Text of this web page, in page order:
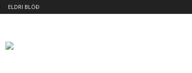
ELDRI BLÖÐ